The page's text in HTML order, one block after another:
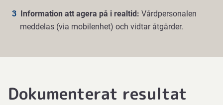
Information att agera på i realtid: Vårdpersonalen
meddelas (via mobilenhet) och vidtar åtgärder.
Dokumenterat resultat